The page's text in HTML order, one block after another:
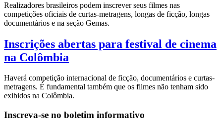
Realizadores brasileiros podem inscrever seus filmes nas
competições oficiais de curtas-metragens, longas de ficção, longas
documentários e na seção Gemas.
Inscrições abertas para festival de cinema
na Colômbia
Haverá competição internacional de ficção, documentários e curtas-
metragens. É fundamental também que os filmes não tenham sido
exibidos na Colômbia.
Inscreva-se no boletim informativo